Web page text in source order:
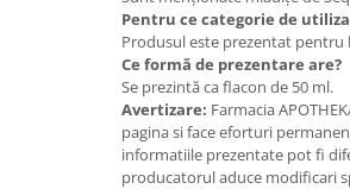
Pentru ce categorie de
Produsul este prezentat pentru
Ce formă de prezentare are?
Se prezintă ca flacon de 50 ml.
Avertizare: Farmacia
pagina si face eforturi
informatiile prezentate pot fi
producatorul aduce modificari